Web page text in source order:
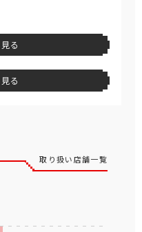
る
る
取り扱い店舗一覧